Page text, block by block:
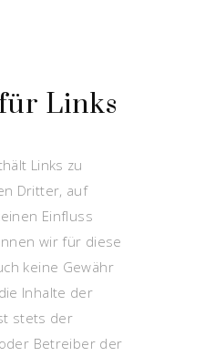
Links
Links zu
Dritter, auf
Einfluss
wir für diese
keine Gewähr
Inhalte der
stets der
Betreiber der